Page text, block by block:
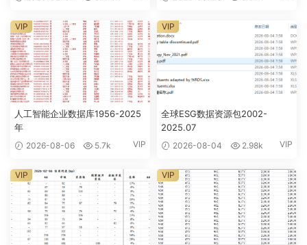
人工智能企业数据库1956-2025
年
2026-08-06 5.7k VIP
VIP
全球ESG数据资源包2002-
2025.07
2026-08-04 2.98k VIP
VIP
VIP VIP